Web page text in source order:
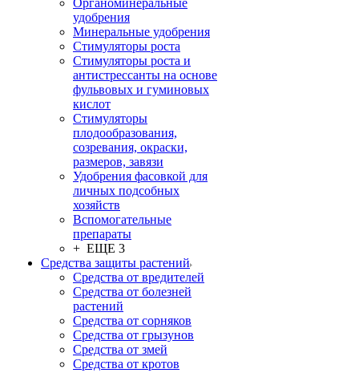
Органоминеральные
удобрения
Минеральные удобрения
Стимуляторы роста
Стимуляторы роста и
антистрессанты на основе
фульвовых и гуминовых
кислот
Стимуляторы
плодообразования,
созревания, окраски,
размеров, завязи
Удобрения фасовкой для
личных подсобных
хозяйств
Вспомогательные
препараты
+ ЕЩЕ 3
Средства защиты растений
Средства от вредителей
Средства от болезней
растений
Средства от сорняков
Средства от грызунов
Средства от змей
Средства от кротов